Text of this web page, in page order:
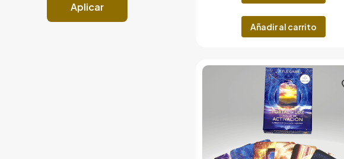
Aplicar
Añadir al carrito